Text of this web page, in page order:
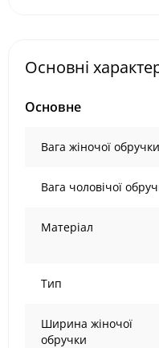
Основні
Основне
Вага жіночої обручки
Вага чоловічої
Матеріал
Тип
Ширина жіночої
обручки